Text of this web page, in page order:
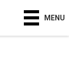
MENU